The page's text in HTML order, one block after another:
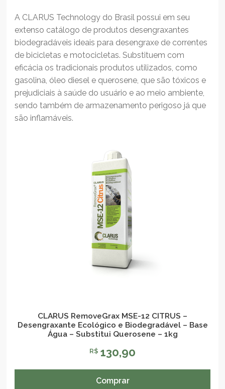
A CLARUS Technology do Brasil possui em seu
extenso catálogo de produtos desengraxantes
biodegradáveis ideais para desengraxe de correntes
de bicicletas e motocicletas. Substituem com
eficácia os tradicionais produtos utilizados, como
gasolina, óleo diesel e querosene, que são tóxicos e
prejudiciais à saúde do usuário e ao meio ambiente,
sendo também de armazenamento perigoso já que
são inflamáveis.
CLARUS RemoveGrax MSE-12 CITRUS –
Desengraxante Ecológico e Biodegradável – Base
Água – Substitui Querosene – 1kg
R$ 130,90
Comprar